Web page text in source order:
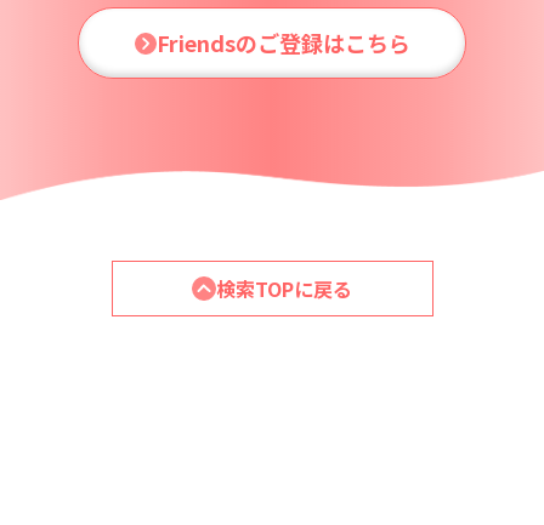
Friendsのご登録はこちら
検索TOPに戻る